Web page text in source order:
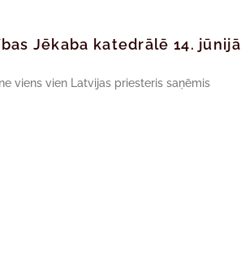
Jēkaba katedrālē 14. jūnijā
viens vien Latvijas priesteris saņēmis